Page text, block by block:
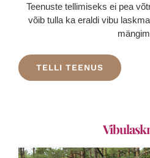
Teenuste tellimiseks ei pea
võib tulla ka eraldi vibu
TELLI TEENUS